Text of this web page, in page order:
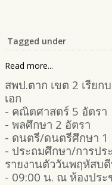
Tagged under
Read more...
สพป.ตาก เขต 2 เรียก
เอก
- คณิตศาสตร์ 5 อัตรา
- พลศึกษา 2 อัตรา
- ดนตรี/ดนตรีศึกษา 1
- ประถมศึกษา/การปร
รายงานตัววันพฤหัสบ
- 09:00 น. ณ ห้องประ